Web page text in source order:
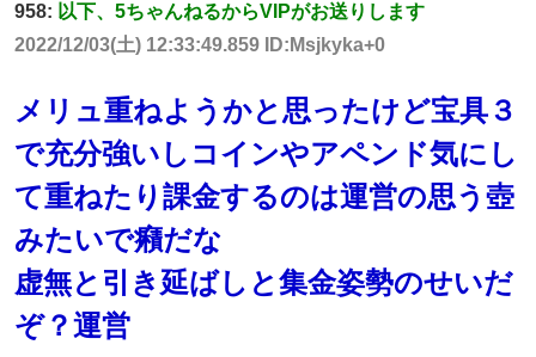
958: 以下、5ちゃんねるからVIPがお送りします
2022/12/03(土) 12:33:49.859 ID:Msjkyka+0
メリュ重ねようかと思ったけど宝具３
で充分強いしコインやアペンド気にし
て重ねたり課金するのは運営の思う壺
みたいで癪だな
虚無と引き延ばしと集金姿勢のせいだ
ぞ？運営